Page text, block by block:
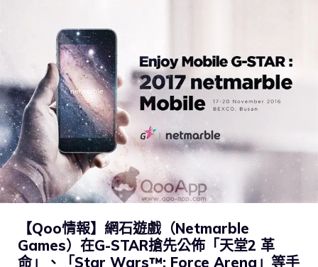
【Qoo情報】網石遊戲（Netmarble
Games）在G-STAR搶先公佈「天堂2 革
命」、「Star Wars™: Force Arena」等手